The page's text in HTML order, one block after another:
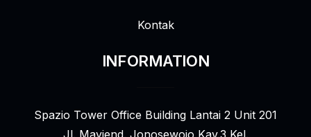
Kontak
INFORMATION
Spazio Tower Office Building Lantai 2 Unit 201